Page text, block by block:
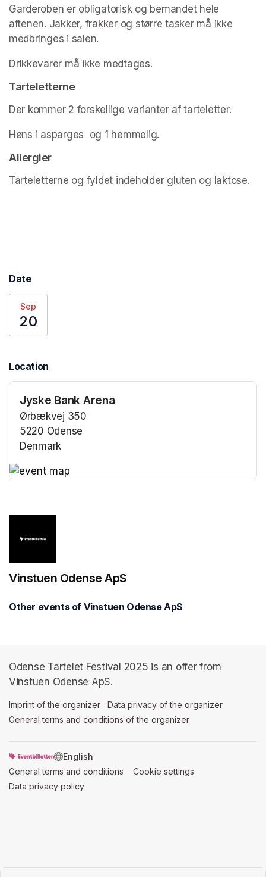
Garderoben er obligatorisk og bemandet hele
aftenen. Jakker, frakker og større tasker må ikke
medbringes i salen.
Drikkevarer må ikke medtages.
Tarteletterne
Der kommer 2 forskellige varianter af tarteletter.
Høns i asparges  og 1 hemmelig.
Allergier
Tarteletterne og fyldet indeholder gluten og laktose.
Date
Sep
20
Location
Jyske Bank Arena
Ørbækvej 350
5220 Odense
Denmark
Vinstuen Odense ApS
Other events of Vinstuen Odense ApS
Odense Tartelet Festival 2025 is an offer from
Vinstuen Odense ApS.
Imprint of the organizer (opens in a new tab)
Data privacy of the organizer
General terms and conditions of the organizer
SWITCH LANGUAGE
General terms and conditions (opens in a new tab)
Cookie settings
Data privacy policy